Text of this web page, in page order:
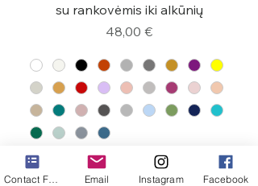
su rankovėmis iki alkūnių
Kaina
48,00 €
Contact Form Email Instagram Facebook